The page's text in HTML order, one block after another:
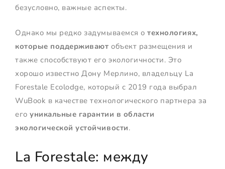
безусловно, важные аспекты.
Однако мы редко задумываемся отехнологиях,
которые поддерживают объект размещения и
также способствуют его экологичности. Это
хорошо известно Дону Мерлино, владельцу La
Forestale Ecolodge, который с 2019 года выбрал
WuBook в качестве технологического партнера за
егоуникальные гарантии в области
экологической устойчивости.
La Forestale: между